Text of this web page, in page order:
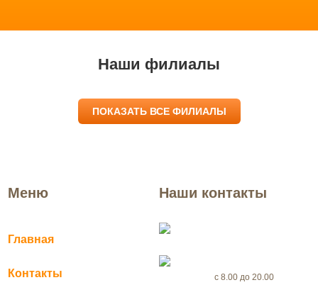
Наши филиалы
ПОКАЗАТЬ ВСЕ ФИЛИАЛЫ
Меню
Главная
Контакты
Наши контакты
с 8.00 до 20.00